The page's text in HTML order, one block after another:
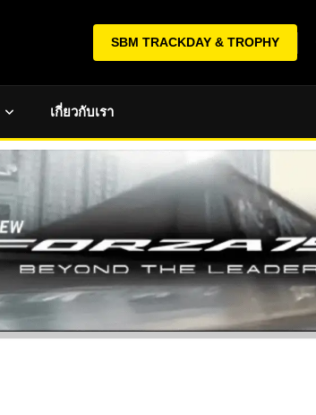
SBM TRACKDAY & TROPHY
เกี่ยวกับเรา